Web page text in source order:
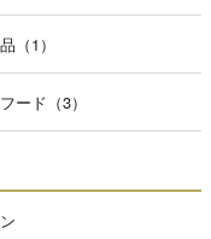
（1）
ード（3）